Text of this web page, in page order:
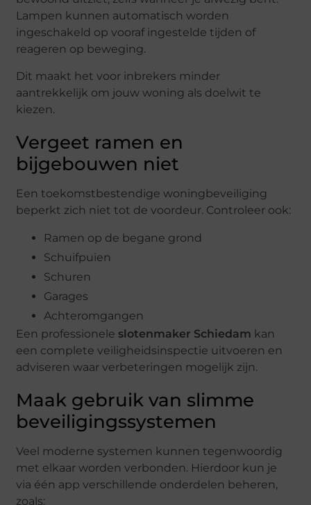
Lampen kunnen automatisch worden
ingeschakeld op vooraf ingestelde tijden of
reageren op beweging.
Dit maakt het voor inbrekers minder
aantrekkelijk om jouw woning als doelwit te
kiezen.
Vergeet ramen en
bijgebouwen niet
Een toekomstbestendige woningbeveiliging
beperkt zich niet tot de voordeur. Controleer ook:
Ramen op de begane grond
Schuifpuien
Schuren
Garages
Achteromgangen
Een professionele slotenmaker Schiedam kan
een complete veiligheidsinspectie uitvoeren en
adviseren waar verbeteringen mogelijk zijn.
Maak gebruik van slimme
beveiligingssystemen
Veel moderne systemen kunnen tegenwoordig
met elkaar worden verbonden. Hierdoor kun je
via één app verschillende onderdelen beheren,
zoals: